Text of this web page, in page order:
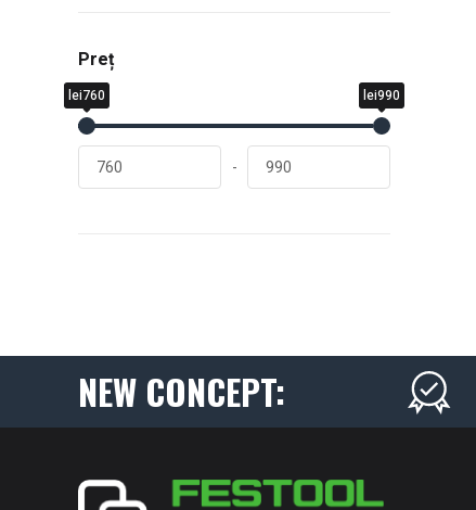
Preț
lei760 lei990
-
NEW CONCEPT: